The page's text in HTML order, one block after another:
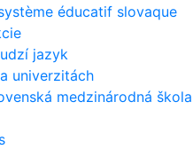
éducatif slovaque
jazyk
univerzitách
medzinárodná škola